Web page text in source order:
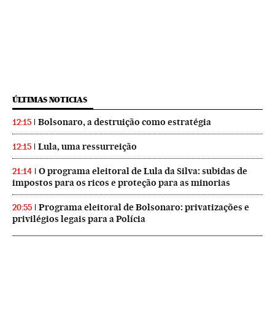
ÚLTIMAS NOTICIAS
12:15 Bolsonaro, a destruição como estratégia
12:15 Lula, uma ressurreição
21:14
O programa eleitoral de Lula da Silva: subidas de
impostos para os ricos e proteção para as minorias
20:55
Programa eleitoral de Bolsonaro: privatizações e
privilégios legais para a Polícia